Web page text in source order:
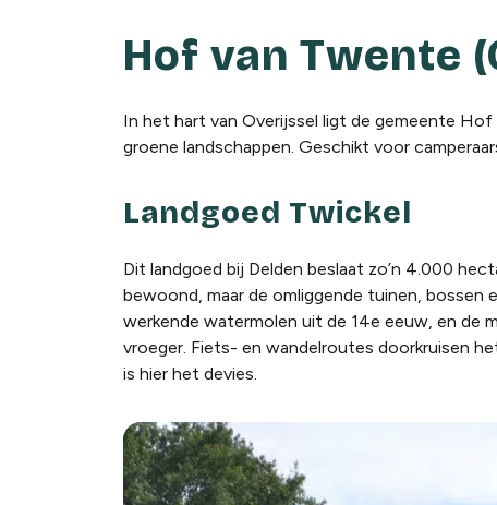
Hof van Twente
In het hart van Overijssel ligt de gemeente
groene landschappen. Geschikt voor
Landgoed Twickel
Dit landgoed bij Delden beslaat zo’n 4.000
bewoond, maar de omliggende tuinen, bossen
werkende watermolen uit de 14e eeuw, en de
vroeger. Fiets- en wandelroutes doorkruisen
is hier het devies.